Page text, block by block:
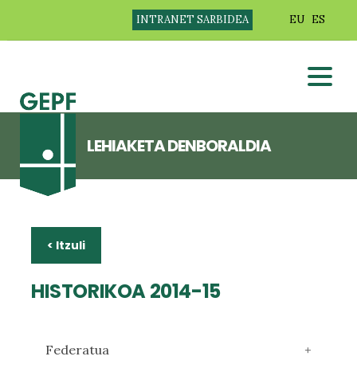
INTRANET SARBIDEA EU ES
LEHIAKETA DENBORALDIA
< Itzuli
HISTORIKOA 2014-15
Federatua